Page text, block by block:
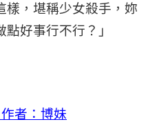
樣，堪稱少女殺手，妳
好事行不行？」
作者：博妹